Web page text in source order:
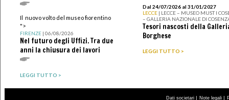
Il nuovo volto del museo fiorentino
">
FIRENZE| 06/08/2026
Nel futuro degli Uffizi. Tra due
anni la chiusura dei lavori
LEGGI TUTTO >
Dal 24/07/2026 al 31/01/2027
LECCE | LECCE – MUSEO MUST I
– GALLERIA NAZIONALE DI
Tesori nascosti della
Borghese
LEGGI TUTTO >
Dati societari | Note legali |